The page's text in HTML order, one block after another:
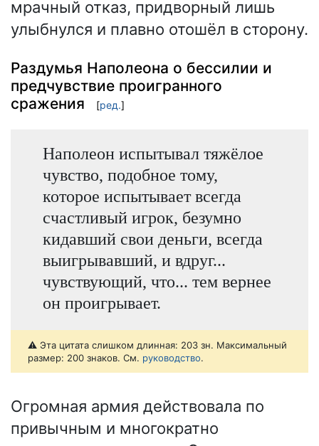
мрачный отказ, придворный лишь
улыбнулся и плавно отошёл в сторону.
Раздумья Наполеона о бессилии и
предчувствие проигранного
сражения
[ред.]
Наполеон испытывал тяжёлое
чувство, подобное тому,
которое испытывает всегда
счастливый игрок, безумно
кидавший свои деньги, всегда
выигрывавший, и вдруг...
чувствующий, что... тем вернее
он проигрывает.
⚠️ Эта цитата слишком длинная: 203 зн. Максимальный
размер: 200 знаков. См. руководство.
Огромная армия действовала по
привычным и многократно